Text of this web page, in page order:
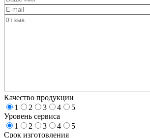
Качество продукции
1
2 3 4
5
Уровень сервиса
1
2 3 4
5
Срок изготовления